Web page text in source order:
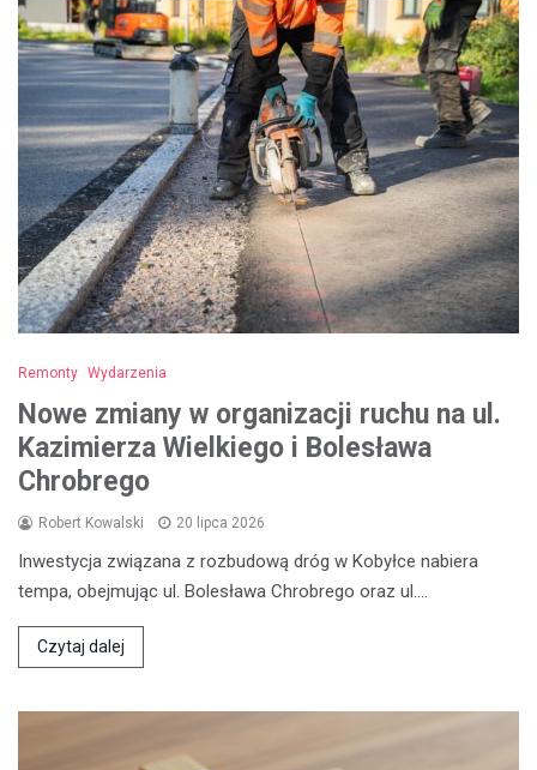
Remonty Wydarzenia
Nowe zmiany w organizacji ruchu na ul.
Kazimierza Wielkiego i Bolesława
Chrobrego
Robert Kowalski 20 lipca 2026
Inwestycja związana z rozbudową dróg w Kobyłce nabiera
tempa, obejmując ul. Bolesława Chrobrego oraz ul.…
Czytaj dalej